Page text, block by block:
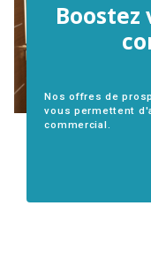
Nos offres de
vous permettent
commercial.